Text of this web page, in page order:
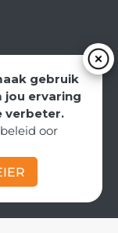
gebruik
jou ervaring
verbeter.
oor
nuus en